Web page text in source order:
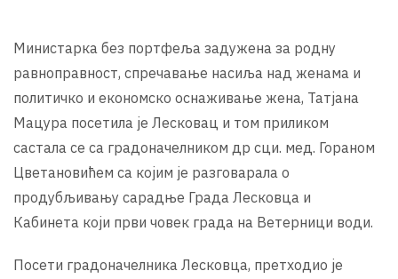
Министарка без портфеља задужена за родну
равноправност, спречавање насиља над женама и
политичко и економско оснаживање жена, Татјана
Мацура посетила је Лесковац и том приликом
састала се са градоначелником др сци. мед. Гораном
Цветановићем са којим је разговарала о
продубљивању сарадње Града Лесковца и
Кабинета који први човек града на Ветерници води.
Посети градоначелника Лесковца, претходио је